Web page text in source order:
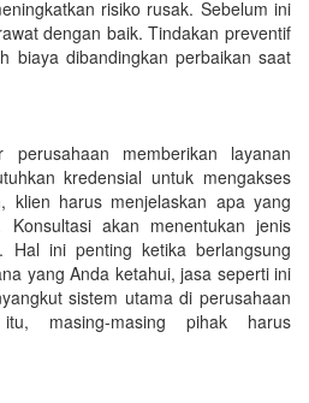
risiko rusak. Sebelum ini
dengan baik. Tindakan preventif
biaya dibandingkan perbaikan saat
perusahaan memberikan layanan
kredensial untuk mengakses
klien harus menjelaskan apa yang
Konsultasi akan menentukan jenis
Hal ini penting ketika berlangsung
yang Anda ketahui, jasa seperti ini
sistem utama di perusahaan
masing-masing pihak harus